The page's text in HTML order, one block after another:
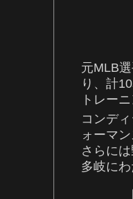
元MLB
り、計
トレー
コンデ
ォーマン
さらに
多岐にわ